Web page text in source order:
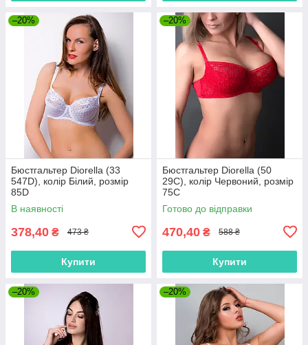
–20%
Бюстгальтер Diorella (33
547D), колір Білий, розмір
85D
В наявності
378,40 ₴ 473 ₴
Купити
–20%
Бюстгальтер Diorella (50
29C), колір Червоний, розмір
75C
Готово до відправки
470,40 ₴ 588 ₴
Купити
–20% –20%